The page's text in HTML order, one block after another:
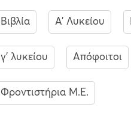
Βιβλία A' Λυκείου
γ' λυκείου Απόφοιτοι
Φροντιστήρια Μ.Ε.